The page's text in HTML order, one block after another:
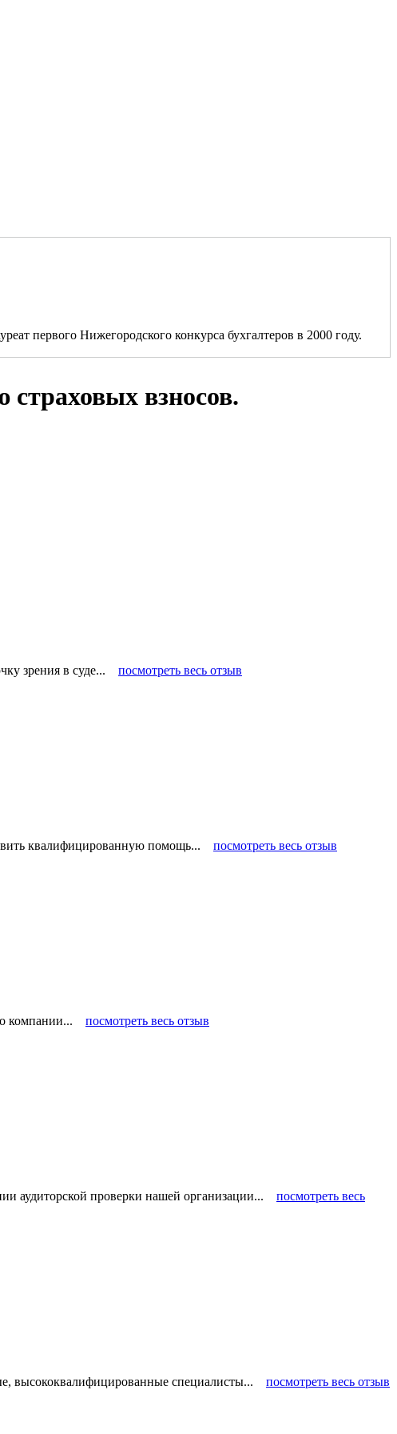
первого Нижегородского конкурса бухгалтеров в 2000 году.
страховых взносов.
зрения в суде... посмотреть весь отзыв
квалифицированную помощь... посмотреть весь отзыв
о компании... посмотреть весь отзыв
аудиторской проверки нашей организации... посмотреть весь
высококвалифицированные специалисты... посмотреть весь отзыв